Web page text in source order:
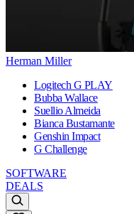
Herman Miller
Logitech G PLAY
Bubba Wallace
Suellio Almeida
Bianca Bustamante
Genshin Impact
G Challenge
SOFTWARE
DEALS